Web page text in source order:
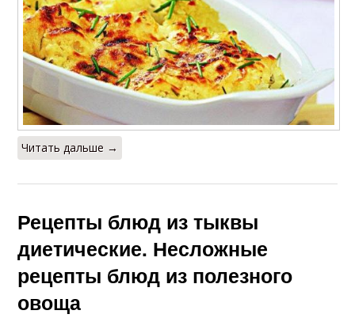
Читать дальше →
Рецепты блюд из тыквы
диетические. Несложные
рецепты блюд из полезного
овоща